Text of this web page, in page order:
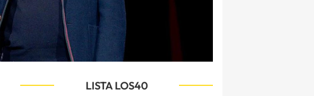
LISTA LOS40